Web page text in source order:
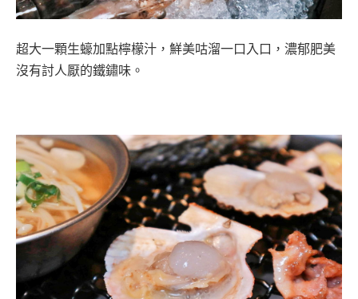
超大一顆生蠔加點檸檬汁，鮮美咕溜一口入口，濃郁肥美
沒有討人厭的鐵鏽味。